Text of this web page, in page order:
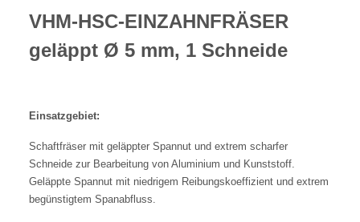
VHM-HSC-EINZAHNFRÄSER
geläppt Ø 5 mm, 1 Schneide
Einsatzgebiet:
Schaftfräser mit geläppter Spannut und extrem scharfer
Schneide zur Bearbeitung von Aluminium und Kunststoff.
Geläppte Spannut mit niedrigem Reibungskoeffizient und extrem
begünstigtem Spanabfluss.